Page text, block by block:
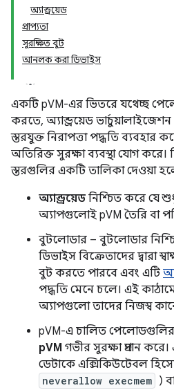
অ্যান্ড্রয়েড
প্রাপ্যতা
সুরক্ষিত বুট
আনলক করা ডিভাইস
একটি pVM-এর ভিতরে যথেচ্ছ
করতে, অ্যান্ড্রয়েড
স্তরযুক্ত নিরাপত্তা পদ্ধতি ব্যবহার
অতিরিক্ত সুরক্ষা ব্যবস্থা যোগ করে।
স্তরগুলির একটি তালিকা দেওয়া
অ্যান্ড্রয়েড নিশ্চিত করে যে
অ্যাপগুলোই pVM তৈরি বা
বুটলোডার – বুটলোডার
ডিভাইস বিক্রেতাদের দ্বারা
বুট করতে পারবে এবং এটি
পদ্ধতি মেনে চলে। এই
অ্যাপগুলো তাদের নিজস্ব
pVM-এ চালিত
pVM গভীর সুরক্ষা প্রদান
ডেটাকে এক্সিকিউটেবল
neverallow execmem )